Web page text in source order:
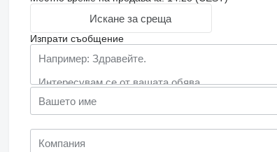
Искане за среща
Изпрати съобщение